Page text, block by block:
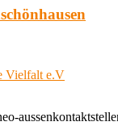
Vielfalt e.V